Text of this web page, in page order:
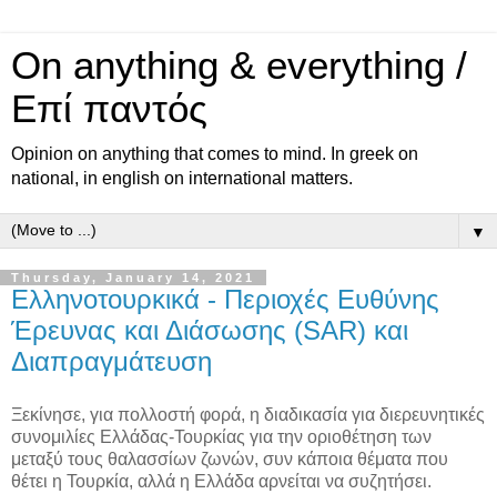
On anything & everything /
Επί παντός
Opinion on anything that comes to mind. In greek on
national, in english on international matters.
▼
Thursday, January 14, 2021
Ελληνοτουρκικά - Περιοχές Ευθύνης
Έρευνας και Διάσωσης (SAR) και
Διαπραγμάτευση
Ξεκίνησε, για πολλοστή φορά, η διαδικασία για διερευνητικές
συνομιλίες Ελλάδας-Τουρκίας για την οριοθέτηση των
μεταξύ τους θαλασσίων ζωνών, συν κάποια θέματα που
θέτει η Τουρκία, αλλά η Ελλάδα αρνείται να συζητήσει.